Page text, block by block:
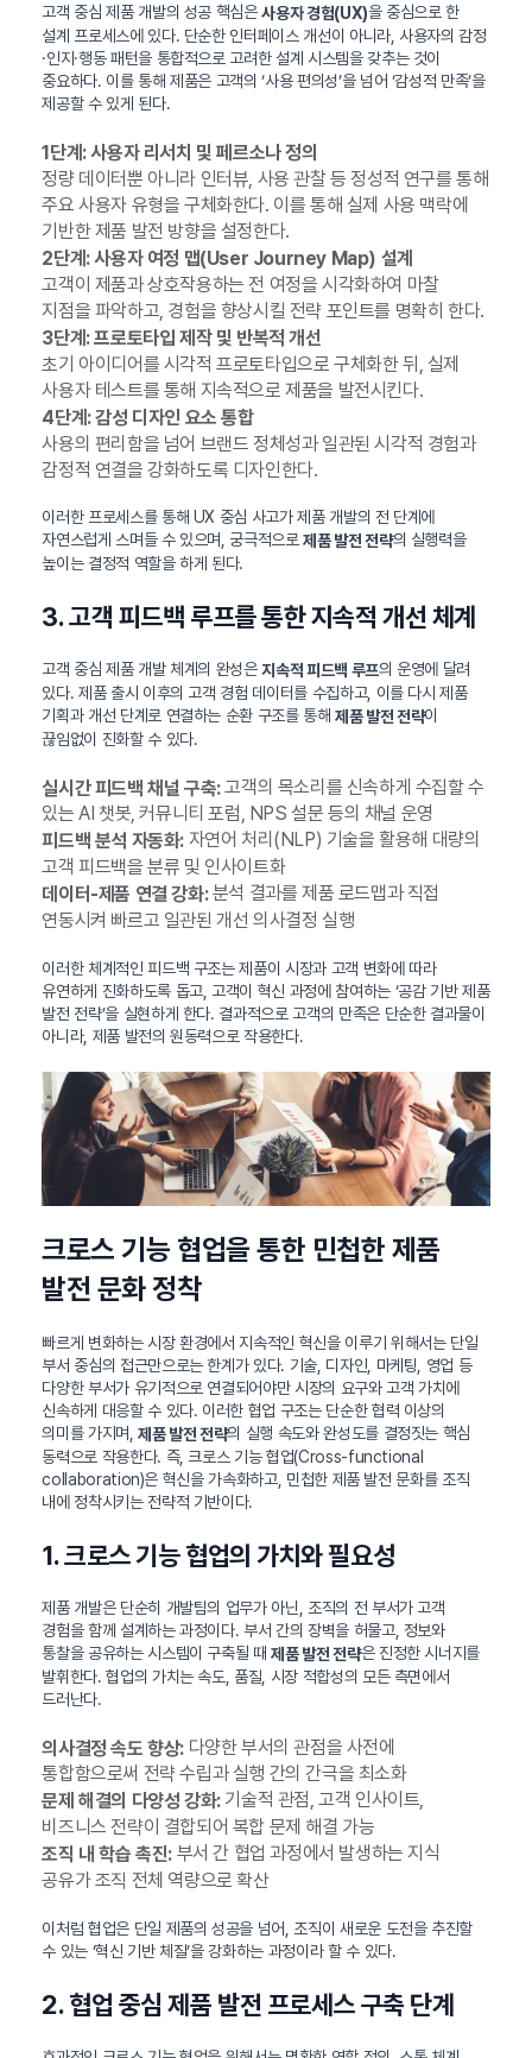
고객 중심 제품 개발의 성공 핵심은사용자 경험(UX)을 중심으로 한
설계 프로세스에 있다. 단순한 인터페이스 개선이 아니라, 사용자의 감정
·인지·행동 패턴을 통합적으로 고려한 설계 시스템을 갖추는 것이
중요하다. 이를 통해 제품은 고객의 ‘사용 편의성’을 넘어 ‘감성적 만족’을
제공할 수 있게 된다.
1단계: 사용자 리서치 및 페르소나 정의
정량 데이터뿐 아니라 인터뷰, 사용 관찰 등 정성적 연구를 통해
주요 사용자 유형을 구체화한다. 이를 통해 실제 사용 맥락에
기반한 제품 발전 방향을 설정한다.
2단계: 사용자 여정 맵(User Journey Map) 설계
고객이 제품과 상호작용하는 전 여정을 시각화하여 마찰
지점을 파악하고, 경험을 향상시킬 전략 포인트를 명확히 한다.
3단계: 프로토타입 제작 및 반복적 개선
초기 아이디어를 시각적 프로토타입으로 구체화한 뒤, 실제
사용자 테스트를 통해 지속적으로 제품을 발전시킨다.
4단계: 감성 디자인 요소 통합
사용의 편리함을 넘어 브랜드 정체성과 일관된 시각적 경험과
감정적 연결을 강화하도록 디자인한다.
이러한 프로세스를 통해 UX 중심 사고가 제품 개발의 전 단계에
자연스럽게 스며들 수 있으며, 궁극적으로제품 발전 전략의 실행력을
높이는 결정적 역할을 하게 된다.
3. 고객 피드백 루프를 통한 지속적 개선 체계
고객 중심 제품 개발 체계의 완성은지속적 피드백 루프의 운영에 달려
있다. 제품 출시 이후의 고객 경험 데이터를 수집하고, 이를 다시 제품
기획과 개선 단계로 연결하는 순환 구조를 통해제품 발전 전략이
끊임없이 진화할 수 있다.
실시간 피드백 채널 구축:고객의 목소리를 신속하게 수집할 수
있는 AI 챗봇, 커뮤니티 포럼, NPS 설문 등의 채널 운영
피드백 분석 자동화:자연어 처리(NLP) 기술을 활용해 대량의
고객 피드백을 분류 및 인사이트화
데이터-제품 연결 강화:분석 결과를 제품 로드맵과 직접
연동시켜 빠르고 일관된 개선 의사결정 실행
이러한 체계적인 피드백 구조는 제품이 시장과 고객 변화에 따라
유연하게 진화하도록 돕고, 고객이 혁신 과정에 참여하는 ‘공감 기반 제품
발전 전략’을 실현하게 한다. 결과적으로 고객의 만족은 단순한 결과물이
아니라, 제품 발전의 원동력으로 작용한다.
크로스 기능 협업을 통한 민첩한 제품
발전 문화 정착
빠르게 변화하는 시장 환경에서 지속적인 혁신을 이루기 위해서는 단일
부서 중심의 접근만으로는 한계가 있다. 기술, 디자인, 마케팅, 영업 등
다양한 부서가 유기적으로 연결되어야만 시장의 요구와 고객 가치에
신속하게 대응할 수 있다. 이러한 협업 구조는 단순한 협력 이상의
의미를 가지며,제품 발전 전략의 실행 속도와 완성도를 결정짓는 핵심
동력으로 작용한다. 즉, 크로스 기능 협업(Cross-functional
collaboration)은 혁신을 가속화하고, 민첩한 제품 발전 문화를 조직
내에 정착시키는 전략적 기반이다.
1. 크로스 기능 협업의 가치와 필요성
제품 개발은 단순히 개발팀의 업무가 아닌, 조직의 전 부서가 고객
경험을 함께 설계하는 과정이다. 부서 간의 장벽을 허물고, 정보와
통찰을 공유하는 시스템이 구축될 때제품 발전 전략은 진정한 시너지를
발휘한다. 협업의 가치는 속도, 품질, 시장 적합성의 모든 측면에서
드러난다.
의사결정 속도 향상:다양한 부서의 관점을 사전에
통합함으로써 전략 수립과 실행 간의 간극을 최소화
문제 해결의 다양성 강화:기술적 관점, 고객 인사이트,
비즈니스 전략이 결합되어 복합 문제 해결 가능
조직 내 학습 촉진:부서 간 협업 과정에서 발생하는 지식
공유가 조직 전체 역량으로 확산
이처럼 협업은 단일 제품의 성공을 넘어, 조직이 새로운 도전을 추진할
수 있는 ‘혁신 기반 체질’을 강화하는 과정이라 할 수 있다.
2. 협업 중심 제품 발전 프로세스 구축 단계